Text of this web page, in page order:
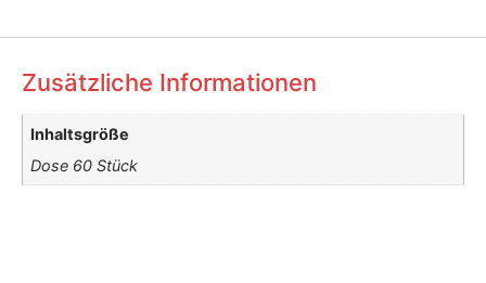
Zusätzliche Informationen
Inhaltsgröße
Dose 60 Stück